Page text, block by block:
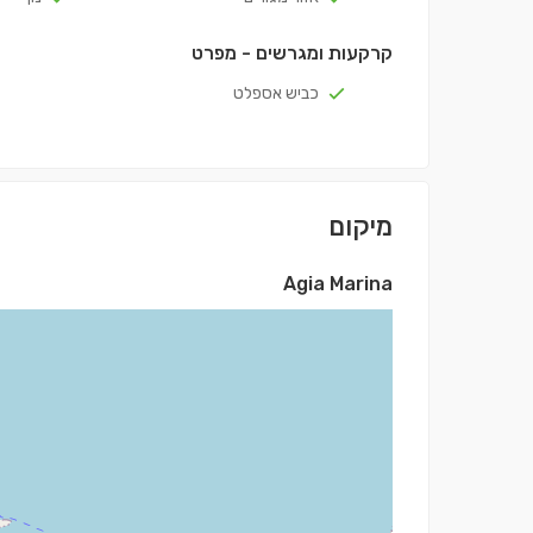
קרקעות ומגרשים - מפרט
כביש אספלט
מיקום
Agia Marina